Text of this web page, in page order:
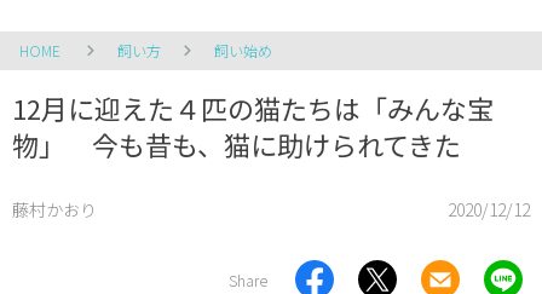
HOME 飼い方 飼い始め
12月に迎えた４匹の猫たちは「みんな宝
物」 今も昔も、猫に助けられてきた
藤村かおり 2020/12/12
Share